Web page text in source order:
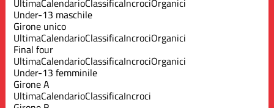
Under-13 maschile
Girone unico
UltimaCalendarioClassificaIncrociOrganici
Final four
UltimaCalendarioClassificaIncrociOrganici
Under-13 femminile
Girone A
UltimaCalendarioClassificaIncroci